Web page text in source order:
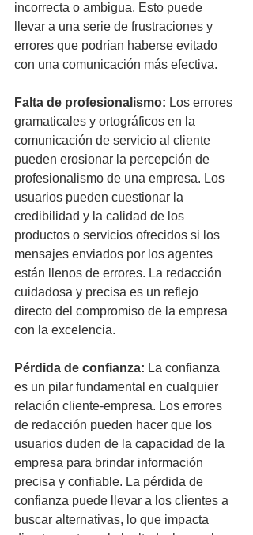
incorrecta o ambigua. Esto puede
llevar a una serie de frustraciones y
errores que podrían haberse evitado
con una comunicación más efectiva.
Falta de profesionalismo: Los errores
gramaticales y ortográficos en la
comunicación de servicio al cliente
pueden erosionar la percepción de
profesionalismo de una empresa. Los
usuarios pueden cuestionar la
credibilidad y la calidad de los
productos o servicios ofrecidos si los
mensajes enviados por los agentes
están llenos de errores. La redacción
cuidadosa y precisa es un reflejo
directo del compromiso de la empresa
con la excelencia.
Pérdida de confianza: La confianza
es un pilar fundamental en cualquier
relación cliente-empresa. Los errores
de redacción pueden hacer que los
usuarios duden de la capacidad de la
empresa para brindar información
precisa y confiable. La pérdida de
confianza puede llevar a los clientes a
buscar alternativas, lo que impacta